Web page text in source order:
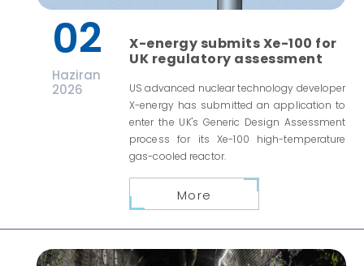
02
Haziran
2026
X-energy submits Xe-100 for
UK regulatory assessment
US advanced nuclear technology developer
X-energy has submitted an application to
enter the UK's Generic Design Assessment
process for its Xe-100 high-temperature
gas-cooled reactor.
More